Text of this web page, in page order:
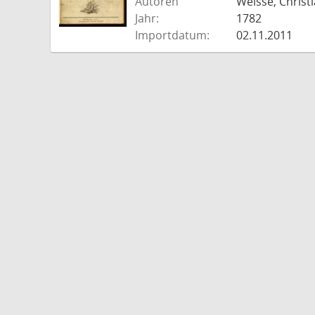
Jahr:
1782
Importdatum:
02.11.2011